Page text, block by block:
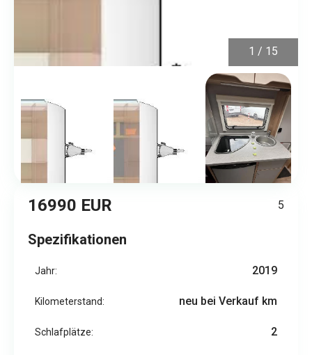
1 / 15
16990 EUR 5
Spezifikationen
Jahr: 2019
Kilometerstand: neu bei Verkauf km
Schlafplätze: 2